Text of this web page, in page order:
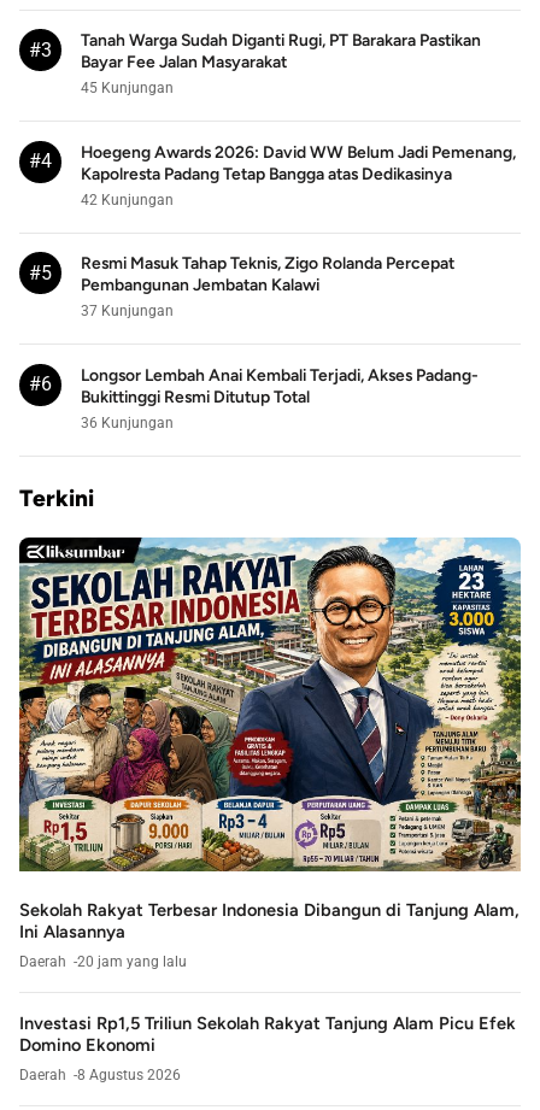
#3
Tanah Warga Sudah Diganti Rugi, PT Barakara Pastikan
Bayar Fee Jalan Masyarakat
45 Kunjungan
#4
Hoegeng Awards 2026: David WW Belum Jadi Pemenang,
Kapolresta Padang Tetap Bangga atas Dedikasinya
42 Kunjungan
#5
Resmi Masuk Tahap Teknis, Zigo Rolanda Percepat
Pembangunan Jembatan Kalawi
37 Kunjungan
#6
Longsor Lembah Anai Kembali Terjadi, Akses Padang-
Bukittinggi Resmi Ditutup Total
36 Kunjungan
Terkini
Sekolah Rakyat Terbesar Indonesia Dibangun di Tanjung Alam,
Ini Alasannya
Daerah 20 jam yang lalu
Investasi Rp1,5 Triliun Sekolah Rakyat Tanjung Alam Picu Efek
Domino Ekonomi
Daerah 8 Agustus 2026